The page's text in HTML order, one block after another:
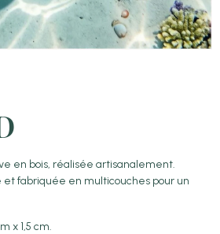
en bois, réalisée artisanalement.
fabriquée en multicouches pour un
x 1,5 cm.